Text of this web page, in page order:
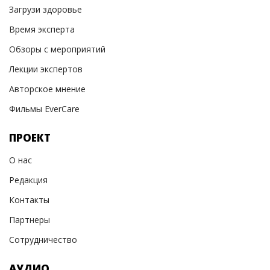
Загрузи здоровье
Время эксперта
Обзоры с мероприятий
Лекции экспертов
Авторское мнение
Фильмы EverCare
ПРОЕКТ
О нас
Редакция
Контакты
Партнеры
Сотрудничество